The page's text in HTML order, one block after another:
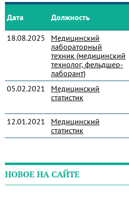
Дата Должность
18.08.2025
Медицинский
лабораторный
техник (медицинский
технолог, фельдшер-
лаборант)
05.02.2021
Медицинский
статистик
12.01.2021
Медицинский
статистик
НОВОЕ НА САЙТЕ